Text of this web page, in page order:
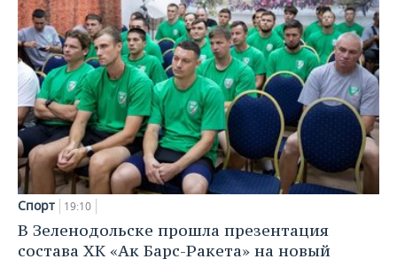
Спорт 19:10
В Зеленодольске прошла презентация
состава ХК «Ак Барс-Ракета» на новый